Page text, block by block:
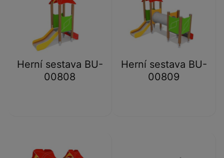
Herní sestava BU-
00808
Herní sestava BU-
00809